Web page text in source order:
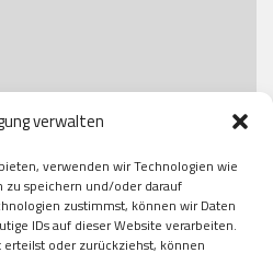
verwalten
verwenden wir Technologien wie
zu speichern und/oder darauf
zustimmst, können wir Daten
IDs auf dieser Website verarbeiten.
oder zurückziehst, können